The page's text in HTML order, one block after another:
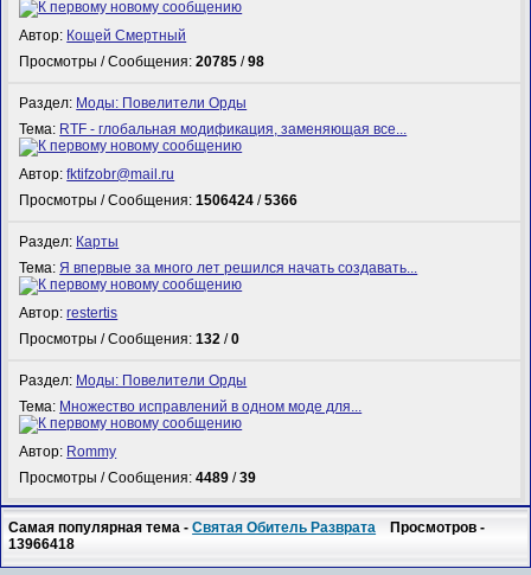
Автор: Кощей Смертный
Просмотры / Сообщения:20785 /98
Раздел: Моды: Повелители Орды
Тема: RTF - глобальная модификация, заменяющая все...
Автор:fktifzobr@mail.ru
Просмотры / Сообщения:1506424 /5366
Раздел: Карты
Тема:Я впервые за много лет решился начать создавать...
Автор:restertis
Просмотры / Сообщения:132 /0
Раздел: Моды: Повелители Орды
Тема: Множество исправлений в одном моде для...
Автор: Rommy
Просмотры / Сообщения:4489 /39
Самая популярная тема -Святая Обитель Разврата Просмотров -
13966418